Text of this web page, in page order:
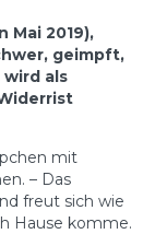
Mai 2019),
geimpft,
als
mit
– Das
freut sich wie
Hause komme.